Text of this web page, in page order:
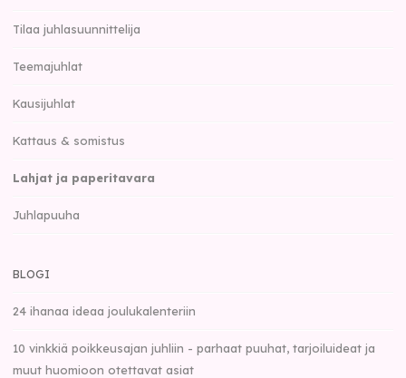
Tilaa juhlasuunnittelija
Teemajuhlat
Kausijuhlat
Kattaus & somistus
Lahjat ja paperitavara
Juhlapuuha
BLOGI
24 ihanaa ideaa joulukalenteriin
10 vinkkiä poikkeusajan juhliin - parhaat puuhat, tarjoiluideat ja
muut huomioon otettavat asiat